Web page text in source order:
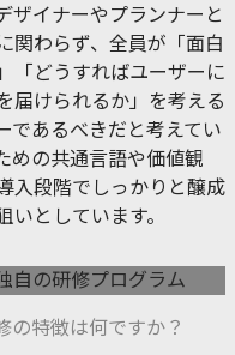
ザイナーやプランナーと
関わらず、全員が「面白
「どうすればユーザーに
届けられるか」を考える
であるべきだと考えてい
めの共通言語や価値観
入段階でしっかりと醸成
いとしています。
自の研修プログラム
の特徴は何ですか？